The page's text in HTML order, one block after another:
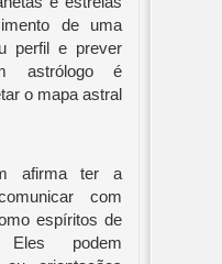
de uma
perfil e prever
astrólogo é
o mapa astral
afirma ter a
com
espíritos de
Eles podem